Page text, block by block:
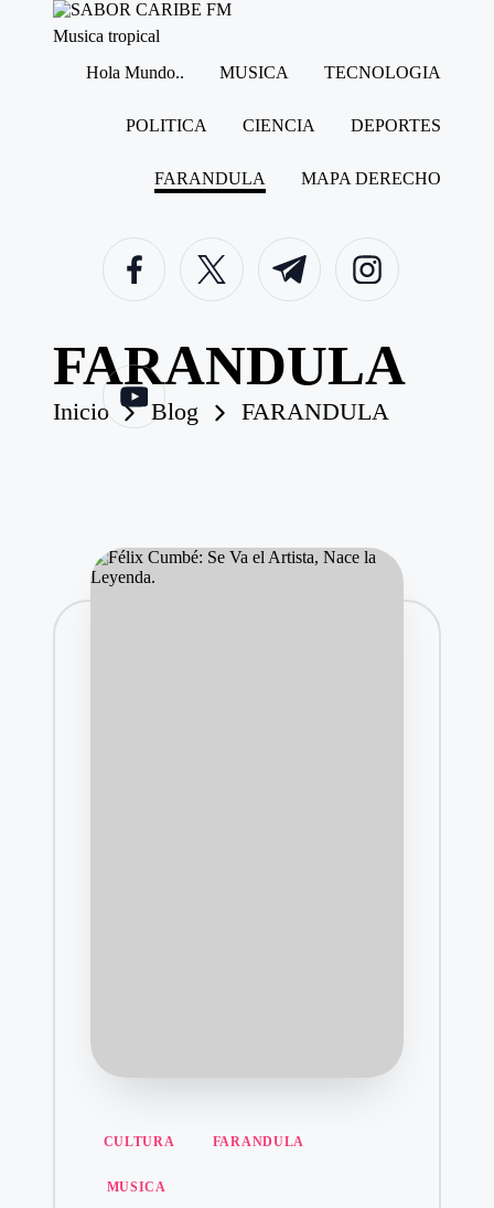
S
Musica tropical
Hola Mundo..
MUSICA TECNOLOGIA
POLITICA CIENCIA DEPORTES
FARANDULA MAPA DERECHO
facebook.comtwitter.com instagram.com
youtube.com
FARANDULA
Inicio Blog FARANDULA
Publicado
CULTURA FARANDULA
MUSICA